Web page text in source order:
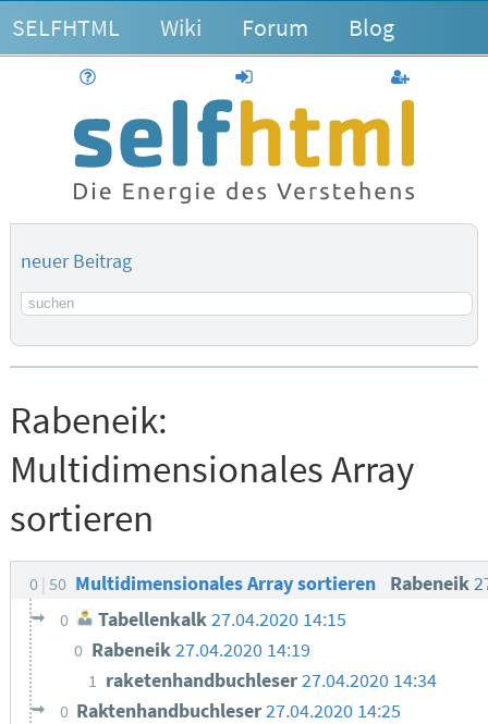
SELFHTML Wiki Forum Blog
anmelden
neuer Beitrag
Suchbegriff
Rabeneik:
Multidimensionales Array
sortieren
0 50 Multidimensionales Array sortieren Rabeneik
0 Tabellenkalk27.04.2020 14:15
0 Rabeneik27.04.2020 14:19
1 raketenhandbuchleser27.04.2020 14:34
0 Raktenhandbuchleser27.04.2020 14:25